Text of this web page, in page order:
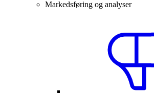
Markedsføring og analyser